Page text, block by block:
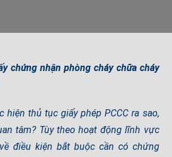
chứng nhận phòng cháy chữa cháy
thủ tục giấy phép PCCC ra sao,
tâm? Tùy theo hoạt động lĩnh vực
điều kiện bắt buộc cần có chứng